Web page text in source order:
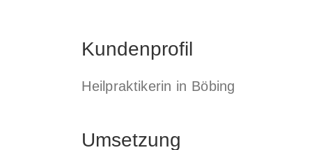
Kundenprofil
Heilpraktikerin in Böbing
Umsetzung